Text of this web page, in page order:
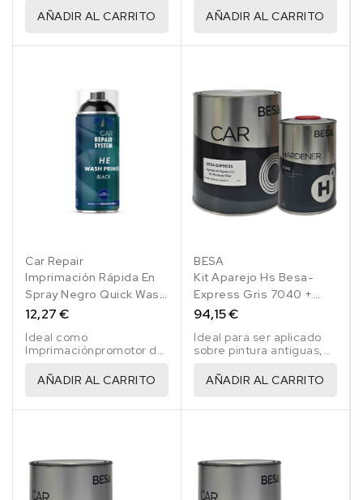
AÑADIR AL CARRITO
zinc y aluminio.
AÑADIR AL CARRITO
Car Repair
Imprimación Rápida En
Spray Negro Quick Wash
Primer 400 Ml
12,27 €
Ideal como
Imprimaciónpromotor de
zinc y aluminio.
AÑADIR AL CARRITO
BESA
Kit Aparejo Hs Besa-
Express Gris 7040 +
Catalizador E-202 5 Lt
94,15 €
Ideal para ser aplicado
sobre pintura antiguas,
fibra de vidrio, acero y
galvanizado.
AÑADIR AL CARRITO